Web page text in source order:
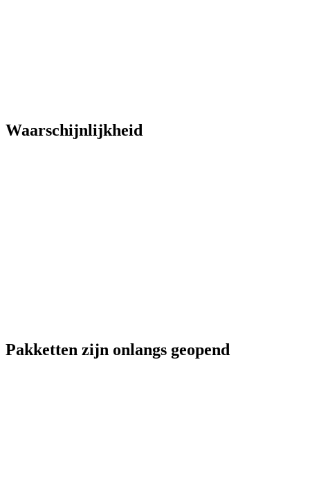
Waarschijnlijkheid
Pakketten zijn onlangs geopend